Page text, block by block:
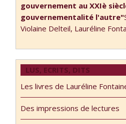
gouvernement au XXIè
gouvernementalité l'autre"
Violaine Delteil, Lauréline
LUS, ECRITS, DITS
Les livres de Lauréline
Des impressions de lectures